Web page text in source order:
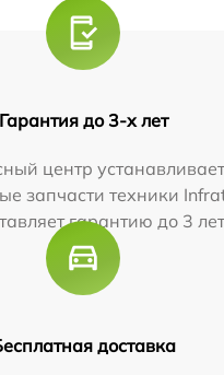
Гарантия до 3-х лет
центр устанавливает
запчасти техники
гарантию до 3
доставка